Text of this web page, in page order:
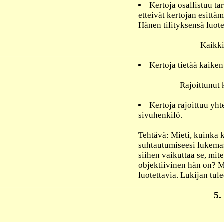
Kertoja osallistuu
etteivät kertojan
Hänen tilityksensä
Kertoja tietää
Rajoittunut
Kertoja rajoittuu
sivuhenkilö.
Tehtävä: Mieti, kuinka
suhtautumiseesi
siihen vaikuttaa se,
objektiivinen hän on?
luotettavia. Lukijan